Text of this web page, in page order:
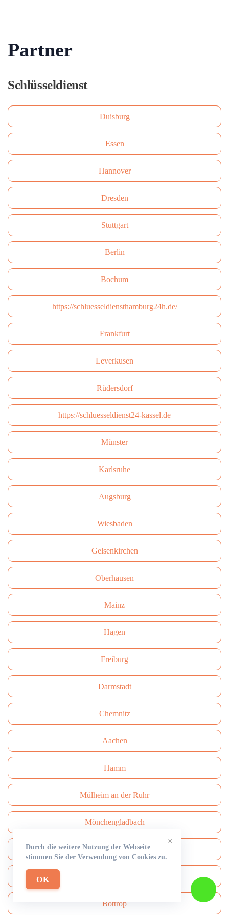
Partner
Schlüsseldienst
Duisburg
Essen
Hannover
Dresden
Stuttgart
Berlin
Bochum
https://schluesseldiensthamburg24h.de/
Frankfurt
Leverkusen
Rüdersdorf
https://schluesseldienst24-kassel.de
Münster
Karlsruhe
Augsburg
Wiesbaden
Gelsenkirchen
Oberhausen
Mainz
Hagen
Freiburg
Darmstadt
Сhemnitz
Aachen
Hamm
Mülheim an der Ruhr
Mönchengladbach
Solingen
Bottrop
×
Durch die weitere Nutzung der Webseite
stimmen Sie der Verwendung von Cookies zu.
OK